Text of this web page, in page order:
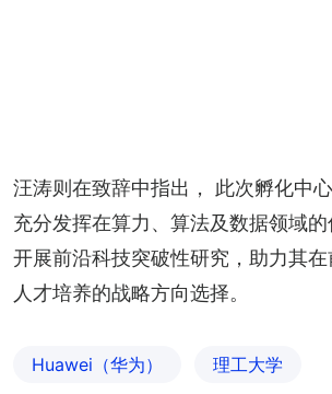
汪涛则在致辞中指出， 此次孵化中
充分发挥在算力、算法及数据领域
开展前沿科技突破性研究，助力其
人才培养的战略方向选择。
Huawei（华为） 理工大学